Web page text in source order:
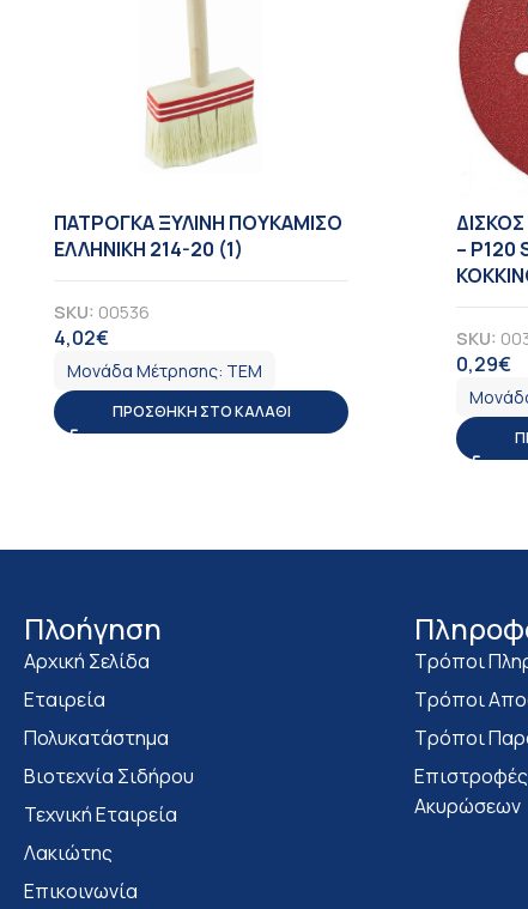
ΠΑΤΡΟΓΚΑ ΞΥΛΙΝΗ ΠΟΥΚΑΜΙΣΟ
ΕΛΛΗΝΙΚΗ 214-20 (1)
SKU: 00536
4,02€
Μονάδα Μέτρησης: ΤΕΜ
ΠΡΟΣΘΉΚΗ ΣΤΟ ΚΑΛΆΘΙ
ΔΙΣΚΟΣ
– Ρ120
SKU:
0,29€
Πλοήγηση
Αρχική Σελίδα
Εταιρεία
Πολυκατάστημα
Bιοτεχνία Σιδήρου
Τεχνική Εταιρεία
Λακιώτης
Επικοινωνία
Τρόποι
Τρόποι
Τρόποι
Επιστροφές
Ακυρώσεων